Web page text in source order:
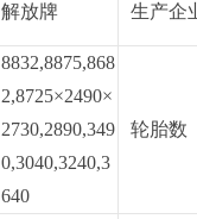
解放牌 生产企
8832,8875,868
2,8725×2490×
2730,2890,349
0,3040,3240,3
640
轮胎数